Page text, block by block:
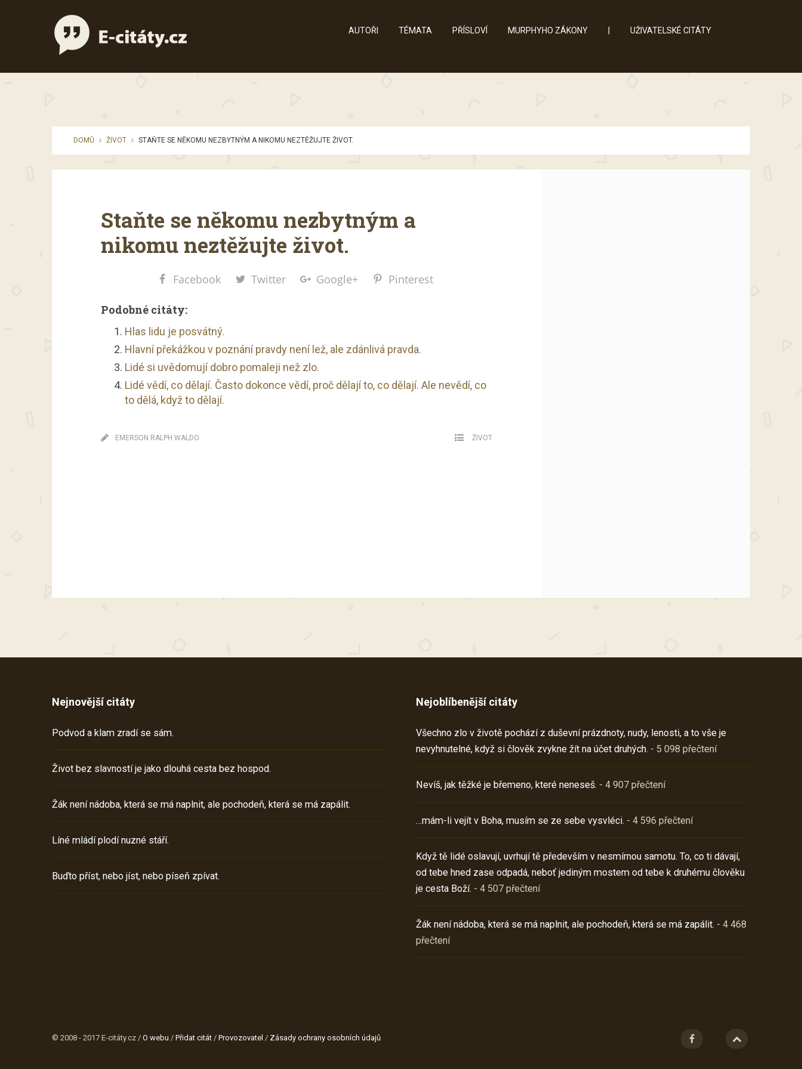
AUTOŘI TÉMATA PŘÍSLOVÍ MURPHYHO ZÁKONY UŽIVATELSKÉ CITÁTY
DOMŮ ŽIVOT STAŇTE SE NĚKOMU NEZBYTNÝM A NIKOMU NEZTĚŽUJTE ŽIVOT.
Staňte se někomu nezbytným a
nikomu neztěžujte život.
Facebook Twitter Google+ Pinterest
Podobné citáty:
Hlas lidu je posvátný.
Hlavní překážkou v poznání pravdy není lež, ale zdánlivá pravda.
Lidé si uvědomují dobro pomaleji než zlo.
Lidé vědí, co dělají. Často dokonce vědí, proč dělají to, co dělají. Ale nevědí, co
to dělá, když to dělají.
EMERSON RALPH WALDO ŽIVOT
Nejnovější citáty
Podvod a klam zradí se sám.
Život bez slavností je jako dlouhá cesta bez hospod.
Žák není nádoba, která se má naplnit, ale pochodeň, která se má zapálit.
Líné mládí plodí nuzné stáří.
Buďto příst, nebo jíst, nebo píseň zpívat.
Nejoblíbenější citáty
Všechno zlo v životě pochází z duševní prázdnoty, nudy, lenosti, a to vše je
nevyhnutelné, když si člověk zvykne žít na účet druhých. - 5 098 přečtení
Nevíš, jak těžké je břemeno, které neneseš. - 4 907 přečtení
…mám-li vejít v Boha, musím se ze sebe vysvléci. - 4 596 přečtení
Když tě lidé oslavují, uvrhují tě především v nesmírnou samotu. To, co ti dávají,
od tebe hned zase odpadá, neboť jediným mostem od tebe k druhému člověku
je cesta Boží. - 4 507 přečtení
Žák není nádoba, která se má naplnit, ale pochodeň, která se má zapálit. - 4 468
přečtení
© 2008 - 2017 E-citáty.cz / O webu / Přidat citát / Provozovatel / Zásady ochrany osobních údajů